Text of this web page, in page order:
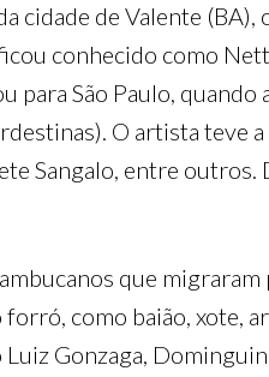
cidade de Valente
conhecido como
São Paulo,
O artista teve
Sangalo, entre
que migraram
como baião, xote,
Gonzaga,